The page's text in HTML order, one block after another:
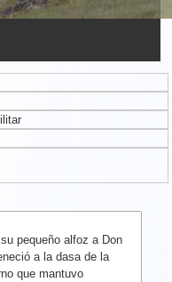
pequeño alfoz a Don
a la dasa de la
que mantuvo